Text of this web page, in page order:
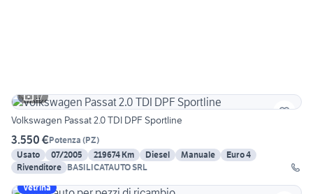
17
Volkswagen Passat 2.0 TDI DPF Sportline
3.550 €Potenza (PZ)
Usato
07/2005 219674 Km Diesel Manuale
Euro 4
Rivenditore BASILICATAUTO SRL
Vetrina